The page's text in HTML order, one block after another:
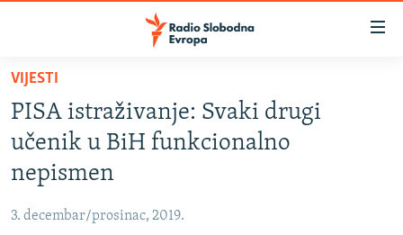
Pređite
glavni
sadržaj
na
glavnu
BOSNA I HERCEGOVINA
SRBIJA
CRNA GORA
VIJESTI
PISA istraživanje: Svaki drugi
učenik u BiH funkcionalno
nepismen
3. decembar/prosinac, 2019.